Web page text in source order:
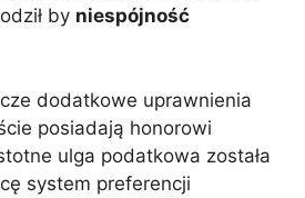
by niespójność
dodatkowe uprawnienia
posiadają honorowi
ulga podatkowa została
system preferencji